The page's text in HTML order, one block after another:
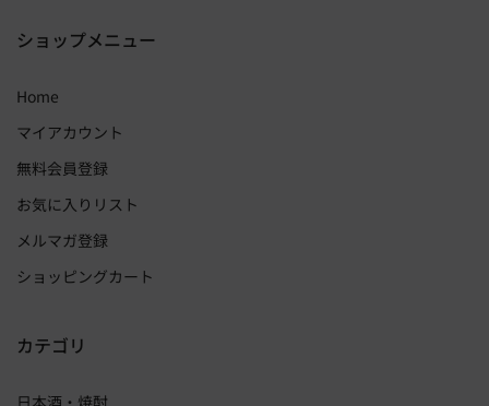
ショップメニュー
Home
マイアカウント
無料会員登録
お気に入りリスト
メルマガ登録
ショッピングカート
カテゴリ
日本酒・焼酎